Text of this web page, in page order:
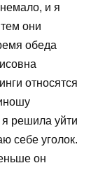
и я
они
обеда
относятся
решила уйти
себе уголок.
он